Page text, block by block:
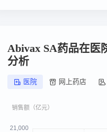
Abivax SA药品在医
分析
医院 网上药店